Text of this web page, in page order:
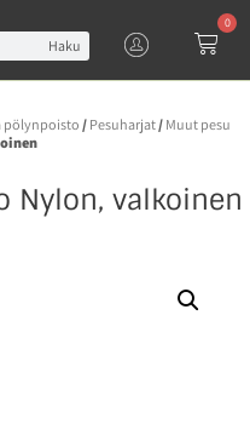
Haku
0
pölynpoisto / Pesuharjat/ Muut pesu
Nylon, valkoinen